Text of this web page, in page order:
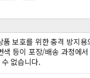
품 보호를 위한 충격 방지
색 등이 포장/배송 과정에
없습니다.